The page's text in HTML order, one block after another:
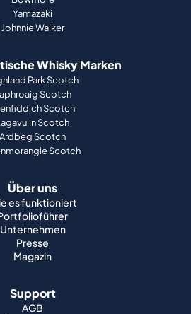
Yamazaki
Johnnie Walker
Whisky Marken
Park Scotch
Scotch
Scotch
Scotch
Ardbeg Scotch
Scotch
Über uns
es funktioniert
Unternehmen
Presse
Magazin
Support
AGB